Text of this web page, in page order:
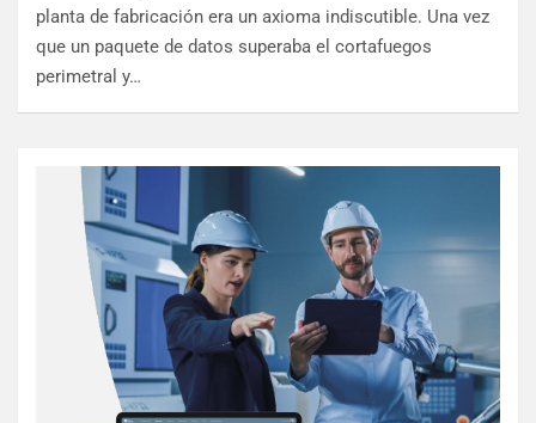
planta de fabricación era un axioma indiscutible. Una vez
que un paquete de datos superaba el cortafuegos
perimetral y…